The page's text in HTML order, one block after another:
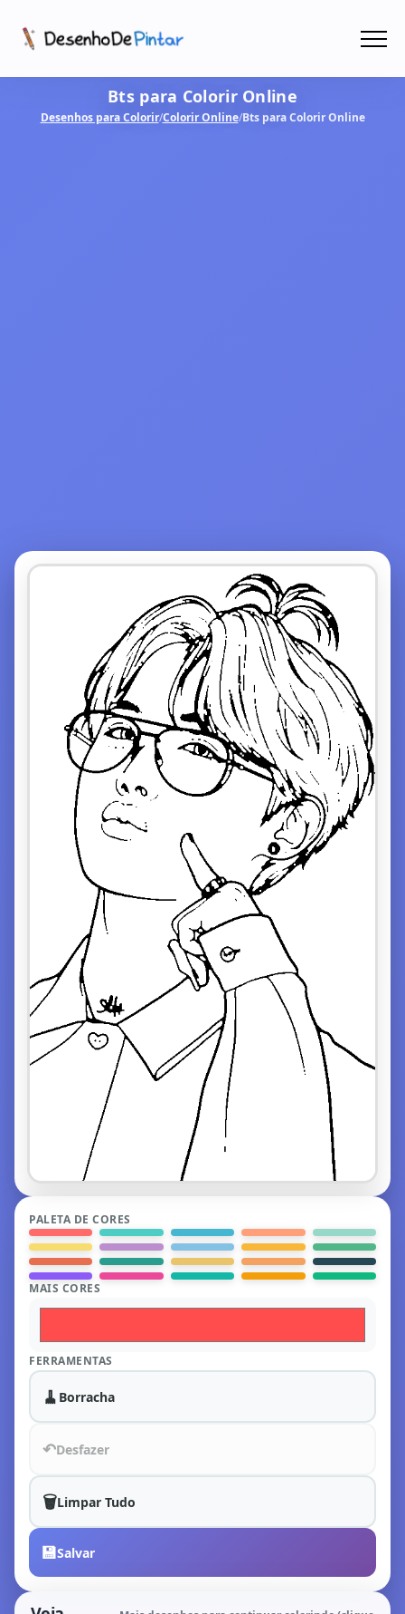
Coletâneas de Desenhos - PDF
Bts para Colorir Online
Desenhos para Colorir/Colorir Online/Bts para Colorir Online
PALETA DE CORES
MAIS CORES
FERRAMENTAS
🧹 Borracha
↶Desfazer
🗑️Limpar Tudo
💾Salvar